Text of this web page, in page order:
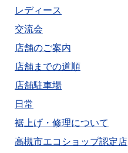
レディース
交流会
店舗のご案内
店舗までの道順
店舗駐車場
日常
裾上げ・修理について
高槻市エコショップ認定店